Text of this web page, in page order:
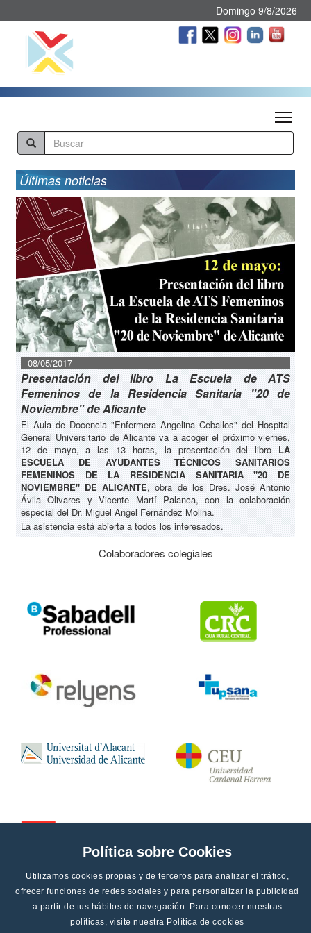
Política sobre Cookies
Utilizamos cookies propias y de terceros para analizar el tráfico,
ofrecer funciones de redes sociales y para personalizar la publicidad
a partir de tus hábitos de navegación. Para conocer nuestras
políticas, visite nuestra Política de cookies
Domingo 9/8/2026
Últimas noticias
08/05/2017
Presentación del libro La Escuela de ATS
Femeninos de la Residencia Sanitaria "20 de
Noviembre" de Alicante
El Aula de Docencia "Enfermera Angelina Ceballos" del Hospital
General Universitario de Alicante va a acoger el próximo viernes,
12 de mayo, a las 13 horas, la presentación del libro LA
ESCUELA DE AYUDANTES TÉCNICOS SANITARIOS
FEMENINOS DE LA RESIDENCIA SANITARIA "20 DE
NOVIEMBRE" DE ALICANTE, obra de los Dres. José Antonio
Ávila Olivares y Vicente Martí Palanca, con la colaboración
especial del Dr. Miguel Angel Fernández Molina.
La asistencia está abierta a todos los interesados.
Colaboradores colegiales